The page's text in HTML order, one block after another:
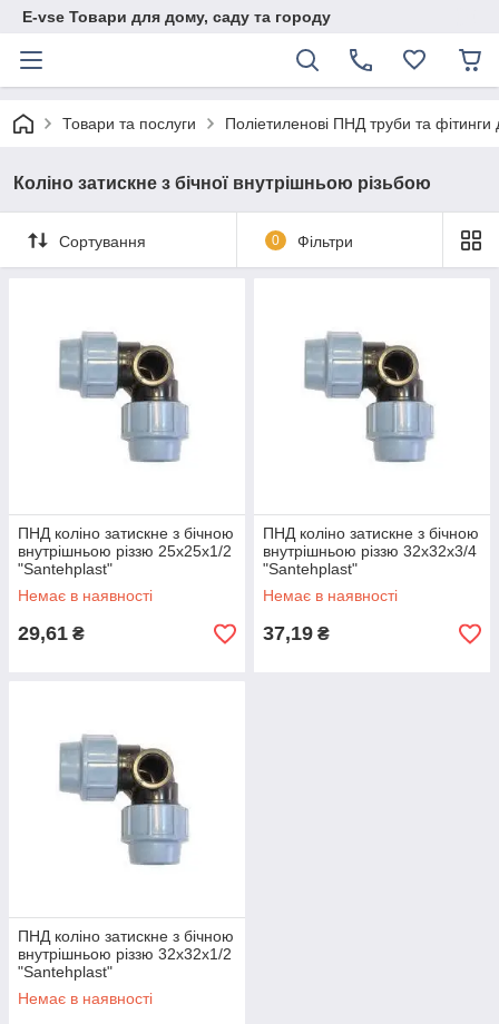
E-vse Товари для дому, саду та городу
Товари та послуги Поліетиленові ПНД труби та
Коліно затискне з бічної внутрішньою різьбою
Сортування 0 Фільтри
ПНД коліно затискне з бічною
внутрішньою різзю 25х25х1/2
"Santehplast"
Немає в наявності
29,61 ₴
ПНД коліно затискне з бічною
внутрішньою різзю 32х32х3/4
"Santehplast"
Немає в наявності
37,19 ₴
ПНД коліно затискне з бічною
внутрішньою різзю 32х32х1/2
"Santehplast"
Немає в наявності